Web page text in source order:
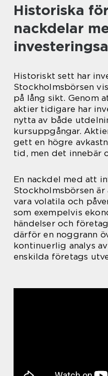
Historiska
nackdelar
Historiskt sett har
Stockholmsbörsen
på lång sikt. Genom
aktier tidigare har
nytta av både
kursuppgångar.
gett en högre
tid, men det innebär
En nackdel med att
Stockholmsbörsen
vara volatila och
som exempelvis
händelser och
därför en noggrann
kontinuerlig analys
enskilda företags